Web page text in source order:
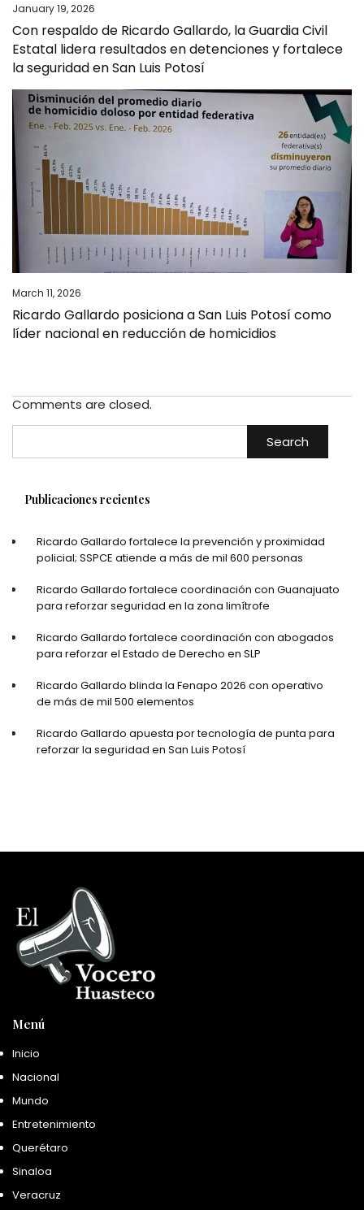
January 19, 2026
Con respaldo de Ricardo Gallardo, la Guardia Civil
Estatal lidera resultados en detenciones y fortalece
la seguridad en San Luis Potosí
March 11, 2026
Ricardo Gallardo posiciona a San Luis Potosí como
líder nacional en reducción de homicidios
Comments are closed.
Search
Publicaciones recientes
Ricardo Gallardo fortalece la prevención y proximidad
policial; SSPCE atiende a más de mil 600 personas
Ricardo Gallardo fortalece coordinación con Guanajuato
para reforzar seguridad en la zona limítrofe
Ricardo Gallardo fortalece coordinación con abogados
para reforzar el Estado de Derecho en SLP
Ricardo Gallardo blinda la Fenapo 2026 con operativo
de más de mil 500 elementos
Ricardo Gallardo apuesta por tecnología de punta para
reforzar la seguridad en San Luis Potosí
Menú
Inicio
Nacional
Mundo
Entretenimiento
Querétaro
Sinaloa
Veracruz